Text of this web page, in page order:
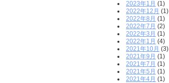
2023年1月 (1)
2022年12月 (1)
2022年8月 (1)
2022年7月 (2)
2022年3月 (1)
2022年1月 (4)
2021年10月 (3)
2021年9月 (1)
2021年7月 (1)
2021年5月 (1)
2021年4月 (1)